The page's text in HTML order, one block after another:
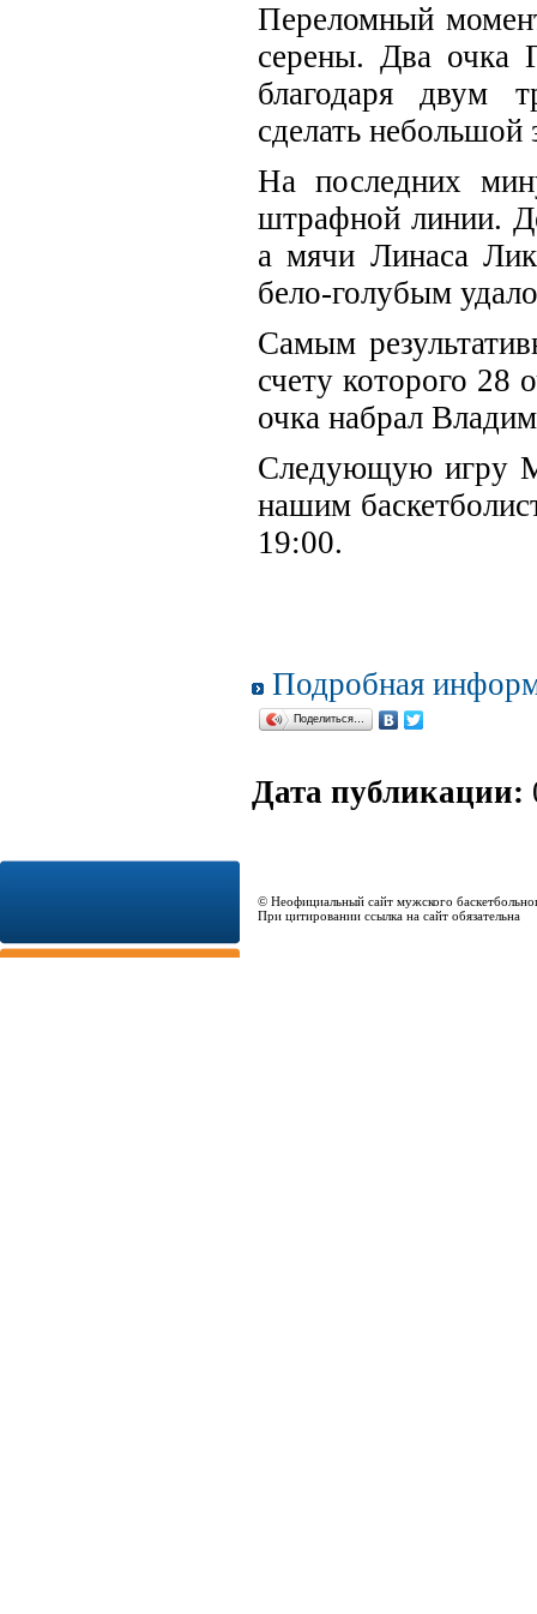
Переломный
серены. Два очка
благодаря двум
сделать небольшой
На последних
штрафной линии.
а мячи Линаса
бело-голубым
Самым
счету которого 28
очка набрал
Следующую игру
нашим
19:00.
Подробная
Поделиться…
Дата публикации:
© Неофициальный сайт мужского
При цитировании ссылка на сайт обязательна